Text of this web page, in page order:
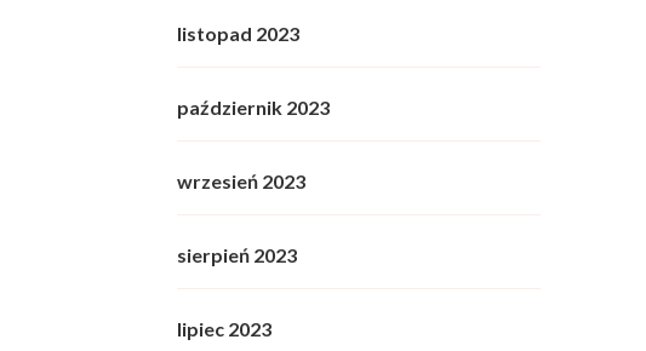
listopad 2023
październik 2023
wrzesień 2023
sierpień 2023
lipiec 2023